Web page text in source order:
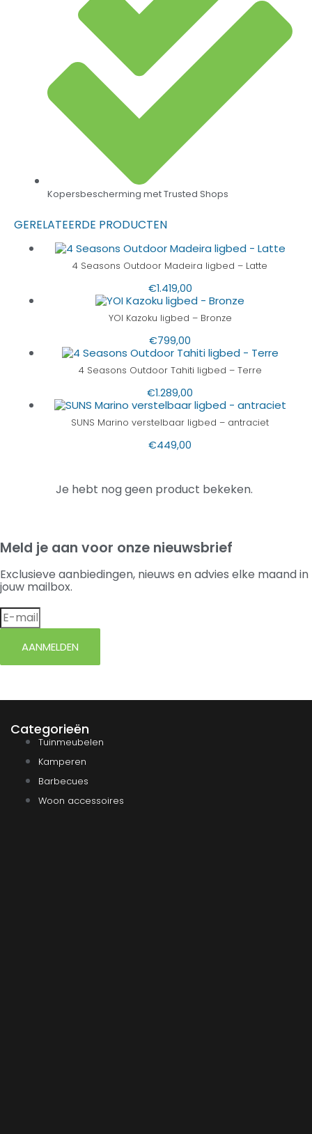
Kopersbescherming met Trusted Shops
GERELATEERDE PRODUCTEN
4 Seasons Outdoor Madeira ligbed – Latte
€1.419,00
YOI Kazoku ligbed – Bronze
€799,00
4 Seasons Outdoor Tahiti ligbed – Terre
€1.289,00
SUNS Marino verstelbaar ligbed – antraciet
€449,00
Je hebt nog geen product bekeken.
Meld je aan voor onze nieuwsbrief
Exclusieve aanbiedingen, nieuws en advies elke maand in
jouw mailbox.
AANMELDEN
Categorieën
Tuinmeubelen
Kamperen
Barbecues
Woon accessoires